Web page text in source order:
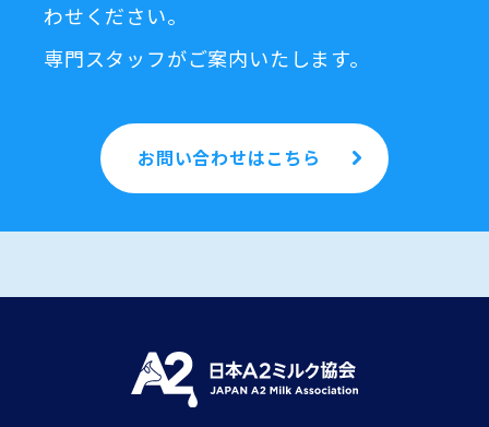
わせください。
専門スタッフがご案内いたします。
お問い合わせはこちら